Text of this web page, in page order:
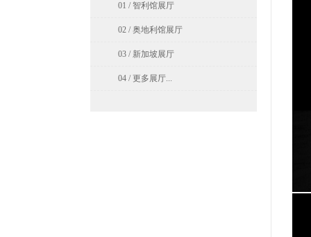
01 / 智利馆展厅
02 / 奥地利馆展厅
03 / 新加坡展厅
04 / 更多展厅...